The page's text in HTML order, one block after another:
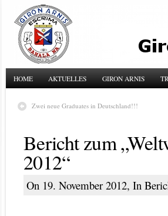
HOME AKTUELLES GIRON ARNIS
Zwei neue Graduates in Deutschland!!!
Bericht zum
2012“
On 19. November 2012, In